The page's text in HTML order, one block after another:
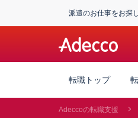
派遣のお仕事をお探
転職トップ
Adeccoの転職支援